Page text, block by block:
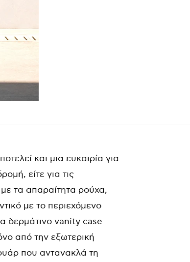
και μια ευκαιρία για
είτε για τις
τα απαραίτητα ρούχα,
με το περιεχόμενο
δερμάτινο vanity case
από την εξωτερική
που αντανακλά τη